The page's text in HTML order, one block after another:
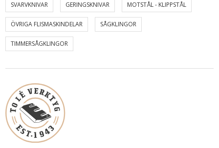
SVARVKNIVAR GERINGSKNIVAR MOTSTÅL - KLIPPSTÅL
ÖVRIGA FLISMASKINDELAR SÅGKLINGOR
TIMMERSÅGKLINGOR